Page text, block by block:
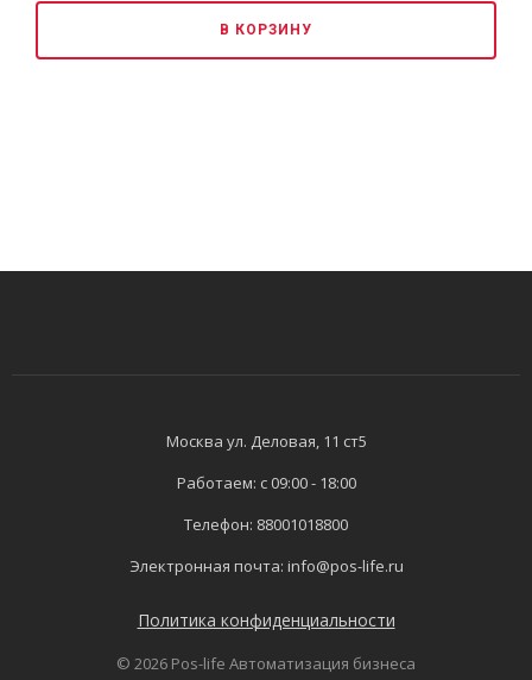
В КОРЗИНУ
Москва ​ул. Деловая, 11 ст5
Работаем: с 09:00 - 18:00
Телефон: 88001018800
Электронная почта: info@pos-life.ru
Политика конфиденциальности
© 2026 Pos-life Автоматизация бизнеса